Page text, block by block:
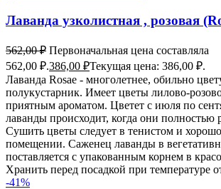
Лаванда узколистная , розовая
562,00₽ Первоначальная цена составляла
562,00 ₽.386,00 ₽Текущая цена: 386,00 ₽.
Лаванда Rosae - многолетнее, обильно
полукустарник. Имеет цветы лилово-
приятным ароматом. Цветет с июля по
лаванды происходит, когда они полностью
Сушить цветы следует в тенистом и
помещении. Саженец лаванды в
поставляется с упакованным корнем в
Хранить перед посадкой при температуре
-41%